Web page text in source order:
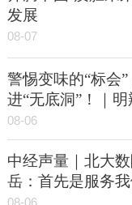
发展
08-07
警惕变味的“标会
进“无底洞”！｜明
08-06
中经声量｜北大
岳：首先是服务